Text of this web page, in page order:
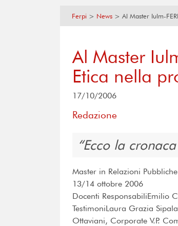
Ferpi > News > Al Master Iulm-
Al Master
Etica nella
17/10/2006
Redazione
Ecco la
Master in Relazioni
13/14 ottobre 2006
Docenti ResponsabiliEmilio
TestimoniLaura Grazia
Ottaviani, Corporate V.P.